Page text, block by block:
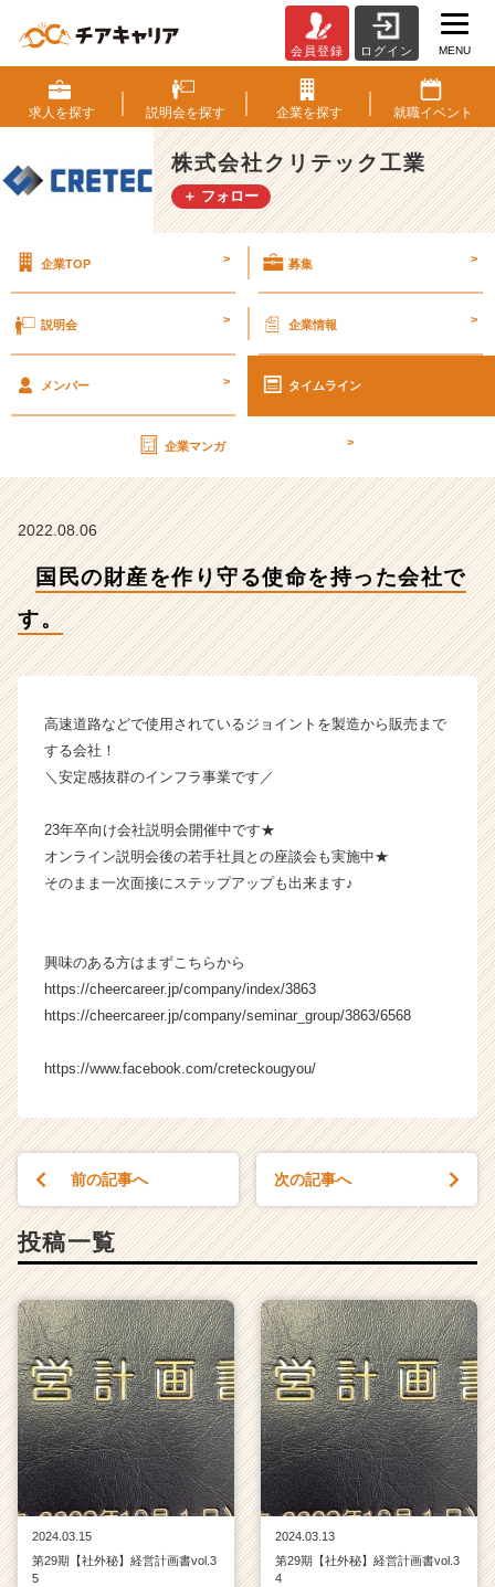
民
の
財
産
を
作
使
持
社
で
会
社
工
の
イ
ム
イ
ベ
ン
チ
業
ウ
ト
が
届
く
就
活
サ
イ
ト
チ
ア
ャ
会員登録 ログイン MENU
求人を探す 説明会を探す 企業を探す 就職イベント
株式会社クリテック工業
＋ フォロー
企業TOP > 募集 >
説明会 > 企業情報 >
メンバー > タイムライン
企業マンガ >
2022.08.06
国民の財産を作り守る使命を持った会社で
す。
高速道路などで使用されているジョイントを製造から販売まで
する会社！
＼安定感抜群のインフラ事業です／
23年卒向け会社説明会開催中です★
オンライン説明会後の若手社員との座談会も実施中★
そのまま一次面接にステップアップも出来ます♪
興味のある方はまずこちらから
https://cheercareer.jp/company/index/3863
https://cheercareer.jp/company/seminar_group/3863/6568
https://www.facebook.com/creteckougyou/
前の記事へ 次の記事へ
投稿一覧
2024.03.15
第29期【社外秘】経営計画書vol.3
5
2024.03.13
第29期【社外秘】経営計画書vol.3
4